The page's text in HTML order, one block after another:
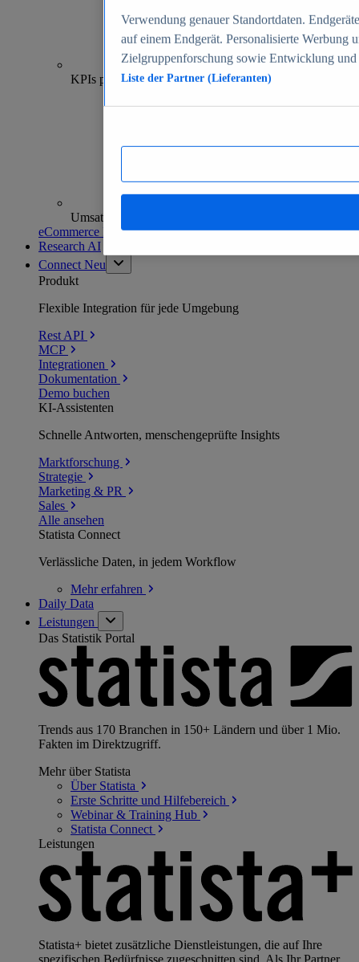
70+
KPIs pro Shop
Umsatzanalysen und -prognosen
eCommerce Insights entdecken
Research AI
Connect Neu
Produkt
Flexible Integration für jede Umgebung
Rest API
MCP
Integrationen
Dokumentation
Demo buchen
KI-Assistenten
Schnelle Antworten, menschengeprüfte Insights
Marktforschung
Strategie
Marketing & PR
Sales
Alle ansehen
Statista Connect
Verlässliche Daten, in jedem Workflow
Mehrerfahren
Daily Data
Leistungen
Das Statistik Portal
Trends aus 170 Branchen in 150+ Ländern und über 1 Mio.
Fakten im Direktzugriff.
Mehr über Statista
Über Statista
Erste Schritte und Hilfebereich
Webinar & Training Hub
Statista Connect
Leistungen
Statista+ bietet zusätzliche Dienstleistungen, die auf Ihre
spezifischen Bedürfnisse zugeschnitten sind. Als Ihr Partner
Verwendung genauer Standortdaten.
auf einem Endgerät. Personalisierte Werbung
Zielgruppenforschung sowie Entwicklung
Liste der Partner (Lieferanten)